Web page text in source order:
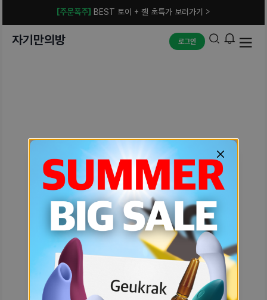
[주문폭주] BEST 토이 + 젤 초특가 보러가기 >
자기만의방 로그인
예상치 못한 에러입니다.